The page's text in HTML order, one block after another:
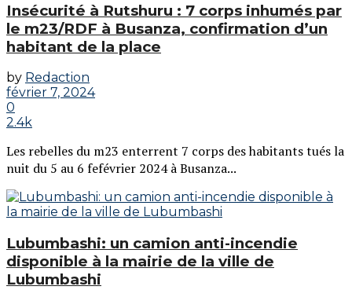
Insécurité à Rutshuru : 7 corps inhumés par
le m23/RDF à Busanza, confirmation d’un
habitant de la place
by Redaction
février 7, 2024
0
2.4k
Les rebelles du m23 enterrent 7 corps des habitants tués la
nuit du 5 au 6 fefévrier 2024 à Busanza...
Lubumbashi: un camion anti-incendie
disponible à la mairie de la ville de
Lubumbashi